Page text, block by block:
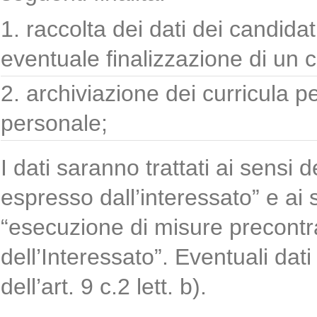
raccolta dei dati dei
eventuale finalizzazione di un
archiviazione dei curricula
personale;
I dati saranno trattati ai sensi
espresso dall’interessato” e
“esecuzione di misure
dell’Interessato”. Eventuali
dell’art. 9 c.2 lett. b).